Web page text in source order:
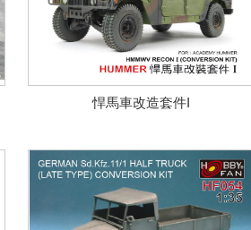
悍馬車改造套件I